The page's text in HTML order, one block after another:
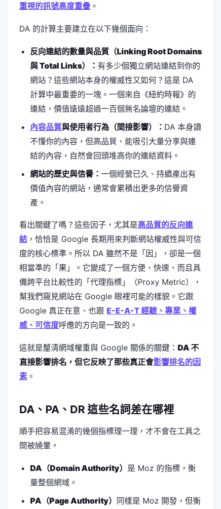
重視的訊號高度重疊 。
DA 的計算主要建立在以下幾個面向：
反向連結的數量與品質（Linking Root Domains
與 Total Links）： 有多少個獨立網站連結到你的
網站？這些網站本身的權威性又如何？這是 DA
計算中最重要的一塊。一個來自《紐約時報》的
連結，價值遠遠超過一百個無名論壇的連結。
內容品質與使用者行為（間接影響）： DA 本身讀
不懂你的內容，但高品質、能吸引大量分享與連
結的內容，自然會回頭堆高你的連結資料。
網站的歷史與信譽： 一個經營已久、持續產出有
價值內容的網站，通常會累積出更多的信譽資
產。
看出關鍵了嗎？這些因子，尤其是高品質的反向連
結 ，恰恰是 Google 長期用來判斷網站權威性與可信
度的核心標準。所以 DA 雖然不是「因」，卻是一個
相當準的「果」。它變成了一個方便、快速、而且具
備跨平台比較性的「代理指標」（Proxy Metric），
幫我們窺見網站在 Google 眼裡可能的樣貌。它跟
Google 真正在意、也跟 E-E-A-T 經驗、專業、權
威、可信度呼應的方向是一致的。
這就是釐清網域權重與 Google 關係的關鍵： DA 不
直接影響排名，但它反映了那些真正會影響排名的因
素 。
DA、PA、DR 這些名詞差在哪裡
順手把容易混淆的幾個指標理一理，才不會在工具之
間被繞暈。
DA（Domain Authority） 是 Moz 的指標，衡
量整個網域。
PA（Page Authority） 同樣是 Moz 開發，但衡